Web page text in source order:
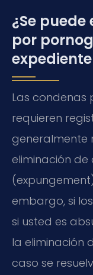
¿Se
por
Las condenas
requieren
generalmente
eliminación
embargo, si
si usted es
la eliminación
caso se